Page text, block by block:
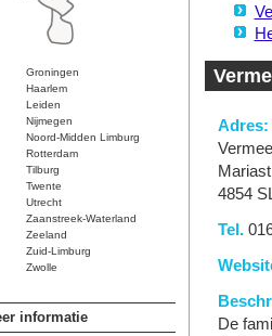
Groningen
Haarlem
Leiden
Nijmegen
Noord-Midden Limburg
Rotterdam
Tilburg
Twente
Utrecht
Zaanstreek-Waterland
Zeeland
Zuid-Limburg
Zwolle
informatie
Adres:
4854
Tel.
De